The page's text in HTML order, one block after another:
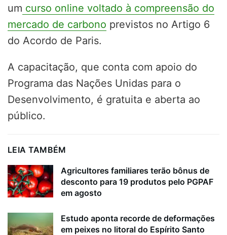
um curso online voltado à compreensão do
mercado de carbono previstos no Artigo 6
do Acordo de Paris.
A capacitação, que conta com apoio do
Programa das Nações Unidas para o
Desenvolvimento, é gratuita e aberta ao
público.
LEIA TAMBÉM
Agricultores familiares terão bônus de
desconto para 19 produtos pelo PGPAF
em agosto
Estudo aponta recorde de deformações
em peixes no litoral do Espírito Santo